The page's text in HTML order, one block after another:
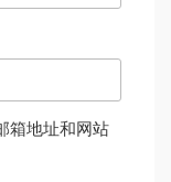
箱地址和网站